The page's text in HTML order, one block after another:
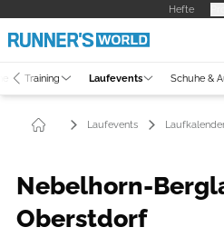
Hefte
Training Laufevents Schuhe &
Laufevents
Nebelhorn-
Oberstdorf